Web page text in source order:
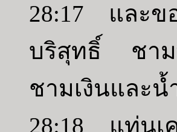
28:17 และข
บริสุทธิ์ ชาม
ชามเงินและ
28:18 แท่นเ